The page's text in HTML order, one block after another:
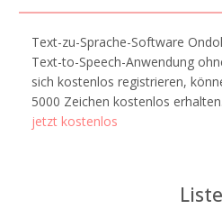
Text-zu-Sprache-Software
Text-to-Speech-Anwendung
sich kostenlos registrieren,
5000 Zeichen kostenlos erhalten.
jetzt kostenlos
Liste